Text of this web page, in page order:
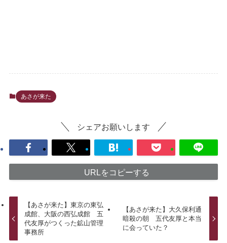
あさが来た
シェアお願いします
URLをコピーする
【あさが来た】東京の東弘
成館、大阪の西弘成館 五
代友厚がつくった鉱山管理
事務所
【あさが来た】大久保利通
暗殺の朝 五代友厚と本当
に会っていた？